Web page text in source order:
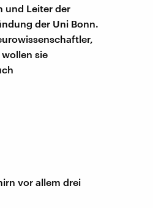
und Leiter der
der Uni Bonn.
sie
vor allem drei